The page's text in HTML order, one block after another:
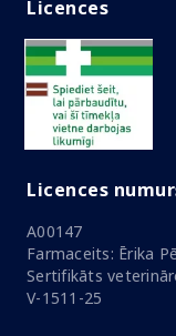
Licences
Licences
A00147
Farmaceits: Ērika
Sertifikāts
V-1511-25